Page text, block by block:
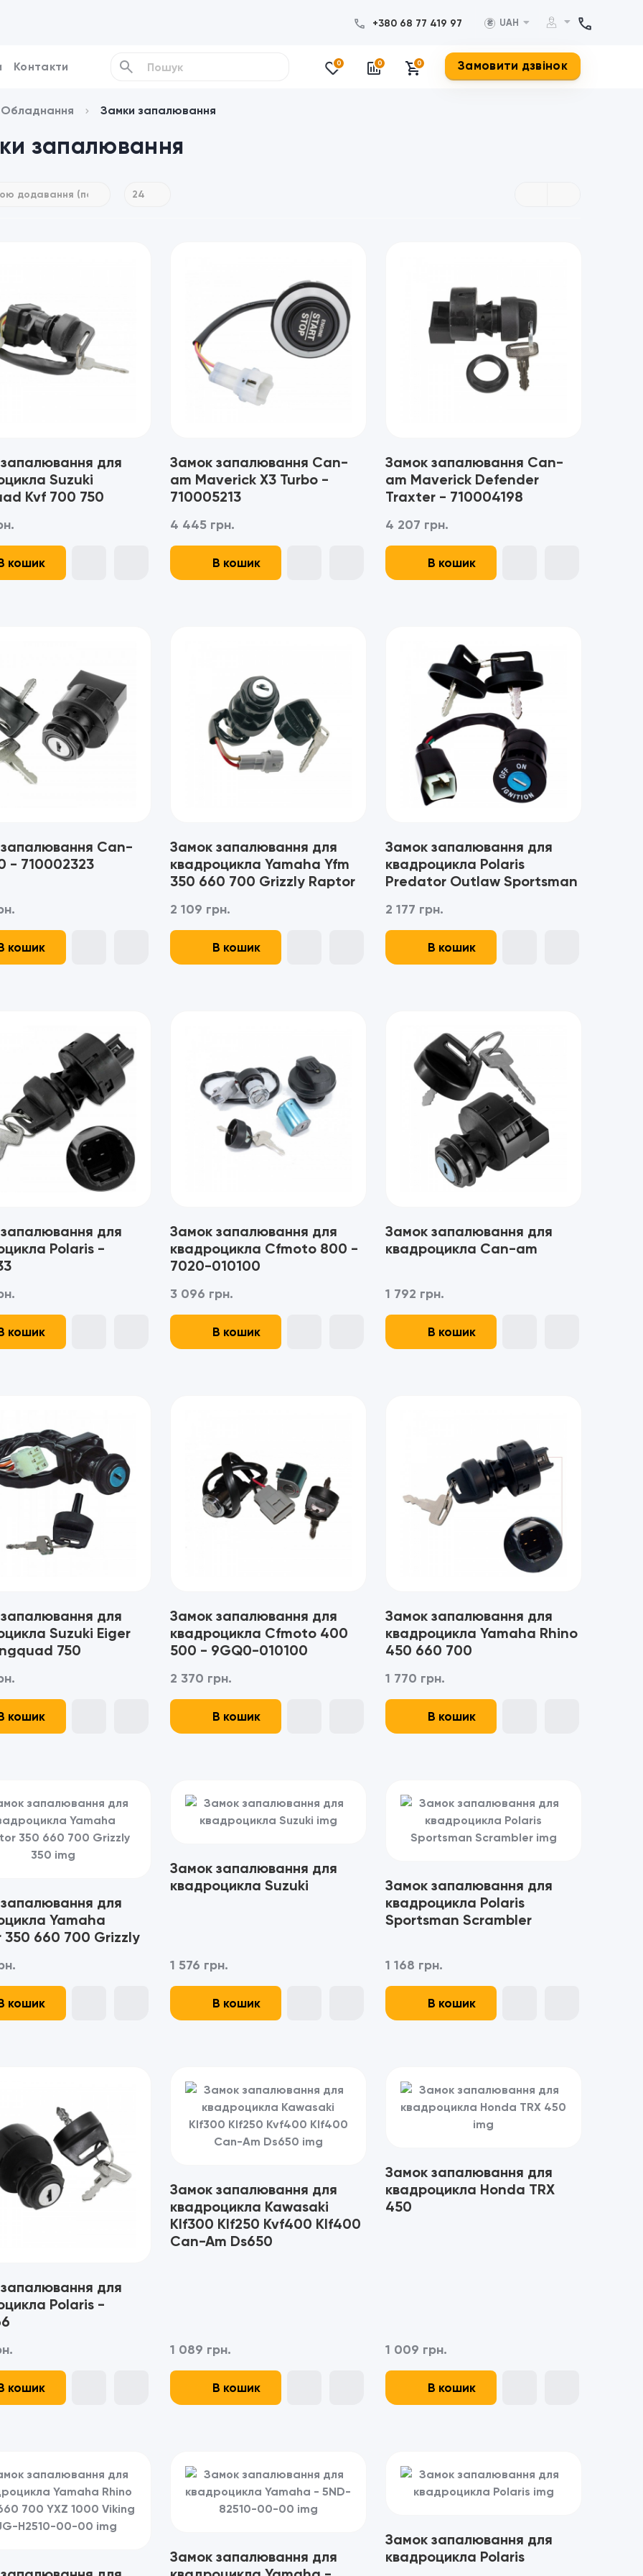
+380 68 77 419 97 ₴ UAH
Контакти 0 0 0 Замовити дзвінок
Замки запалювання
запалювання
для
Suzuki
Kvf 700 750
кошик
Замок запалювання Can-
am Maverick X3 Turbo -
710005213
4 445 грн.
В кошик
Замок запалювання Can-
am Maverick Defender
Traxter - 710004198
4 207 грн.
В кошик
Can-
- 710002323
кошик
Замок запалювання для
квадроцикла Yamaha Yfm
350 660 700 Grizzly Raptor
2 109 грн.
В кошик
Замок запалювання для
квадроцикла Polaris
Predator Outlaw Sportsman
2 177 грн.
В кошик
для
Polaris -
кошик
Замок запалювання для
квадроцикла Cfmoto 800 -
7020-010100
3 096 грн.
В кошик
Замок запалювання для
квадроцикла Can-am
1 792 грн.
В кошик
для
Suzuki Eiger
750
кошик
Замок запалювання для
квадроцикла Cfmoto 400
500 - 9GQ0-010100
2 370 грн.
В кошик
Замок запалювання для
квадроцикла Yamaha Rhino
450 660 700
1 770 грн.
В кошик
для
Yamaha
350 660 700 Grizzly
кошик
Замок запалювання для
квадроцикла Suzuki
1 576 грн.
В кошик
Замок запалювання для
квадроцикла Polaris
Sportsman Scrambler
1 168 грн.
В кошик
для
Polaris -
кошик
Замок запалювання для
квадроцикла Kawasaki
Klf300 Klf250 Kvf400 Klf400
Can-Am Ds650
1 089 грн.
В кошик
Замок запалювання для
квадроцикла Honda TRX
450
1 009 грн.
В кошик
Замок запалювання для
Замок запалювання для
квадроцикла Polaris